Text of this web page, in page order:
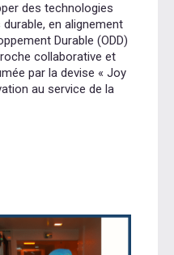
des technologies
en alignement
Durable (ODD)
collaborative et
par la devise « Joy
au service de la